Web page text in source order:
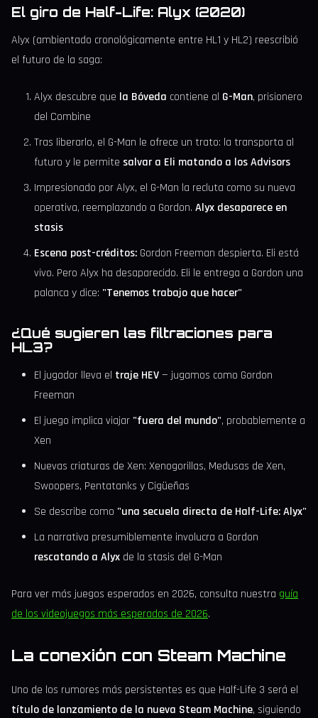
El giro de Half-Life: Alyx (2020)
Alyx (ambientado cronológicamente entre HL1 y HL2) reescribió
el futuro de la saga:
Alyx descubre que la Bóveda contiene al G-Man, prisionero
del Combine
Tras liberarlo, el G-Man le ofrece un trato: la transporta al
futuro y le permite salvar a Eli matando a los Advisors
Impresionado por Alyx, el G-Man la recluta como su nueva
operativa, reemplazando a Gordon. Alyx desaparece en
stasis
Escena post-créditos: Gordon Freeman despierta. Eli está
vivo. Pero Alyx ha desaparecido. Eli le entrega a Gordon una
palanca y dice: "Tenemos trabajo que hacer"
¿Qué sugieren las filtraciones para
HL3?
El jugador lleva el traje HEV— jugamos como Gordon
Freeman
El juego implica viajar "fuera del mundo", probablemente a
Xen
Nuevas criaturas de Xen: Xenogorillas, Medusas de Xen,
Swoopers, Pentatanks y Cigüeñas
Se describe como "una secuela directa de Half-Life: Alyx"
La narrativa presumiblemente involucra a Gordon
rescatando a Alyx de la stasis del G-Man
Para ver más juegos esperados en 2026, consulta nuestra guía
de los videojuegos más esperados de 2026.
La conexión con Steam Machine
Uno de los rumores más persistentes es que Half-Life 3 será el
título de lanzamiento de la nueva Steam Machine, siguiendo